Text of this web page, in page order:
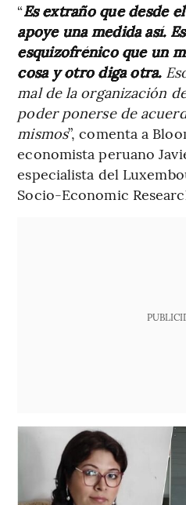
“Es extraño que desde
apoye una medida así.
esquizofrénico que un
cosa y otro diga otra.
mal de la organización
poder ponerse de
mismos”, comenta a
economista peruano
especialista del
Socio-Economic